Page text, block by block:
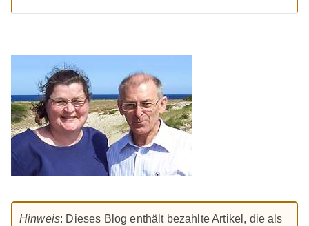
Hinweis: Dieses Blog enthält bezahlte Artikel, die als